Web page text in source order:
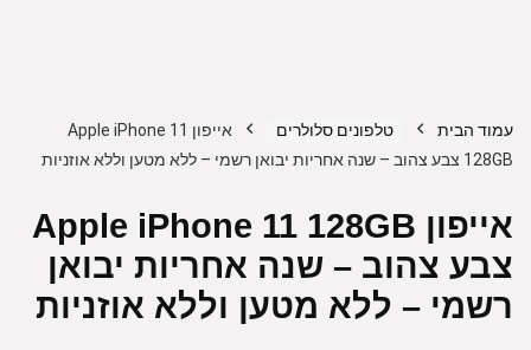
עמוד הבית טלפונים סלולרים
אייפון Apple iPhone 11
128GB צבע צהוב – שנה אחריות יבואן רשמי – ללא מטען וללא אוזניות
אייפון Apple iPhone 11 128GB
צבע צהוב – שנה אחריות יבואן
רשמי – ללא מטען וללא אוזניות